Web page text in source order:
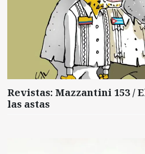
Revistas: Mazzantini 153 /
las astas